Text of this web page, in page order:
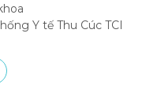
Y tế Thu Cúc TCI